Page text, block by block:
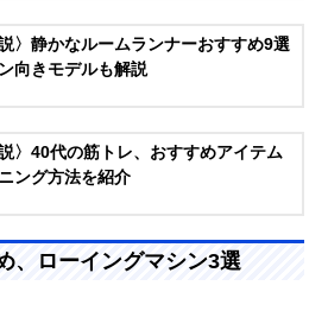
説〉静かなルームランナーおすすめ9選
向きモデルも解説
説〉40代の筋トレ、おすすめアイテム
ング方法を紹介
、ローイングマシン3選